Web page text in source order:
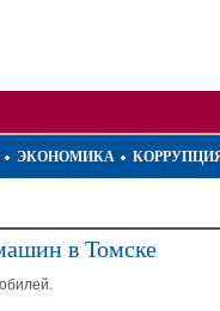
ЭКОНОМИКА
в Томске